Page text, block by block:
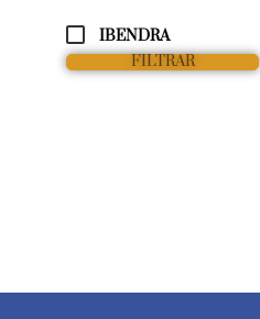
IBENDRA
FILTRAR